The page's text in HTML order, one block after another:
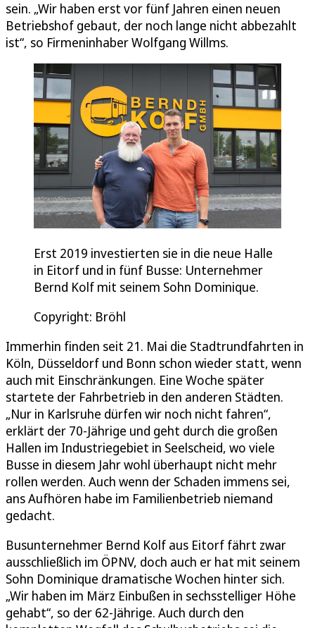
sein. „Wir haben erst vor fünf Jahren einen neuen
Betriebshof gebaut, der noch lange nicht abbezahlt
ist“, so Firmeninhaber Wolfgang Willms.
Erst 2019 investierten sie in die neue Halle
in Eitorf und in fünf Busse: Unternehmer
Bernd Kolf mit seinem Sohn Dominique.
Copyright: Bröhl
Immerhin finden seit 21. Mai die Stadtrundfahrten in
Köln, Düsseldorf und Bonn schon wieder statt, wenn
auch mit Einschränkungen. Eine Woche später
startete der Fahrbetrieb in den anderen Städten.
„Nur in Karlsruhe dürfen wir noch nicht fahren“,
erklärt der 70-Jährige und geht durch die großen
Hallen im Industriegebiet in Seelscheid, wo viele
Busse in diesem Jahr wohl überhaupt nicht mehr
rollen werden. Auch wenn der Schaden immens sei,
ans Aufhören habe im Familienbetrieb niemand
gedacht.
Busunternehmer Bernd Kolf aus Eitorf fährt zwar
ausschließlich im ÖPNV, doch auch er hat mit seinem
Sohn Dominique dramatische Wochen hinter sich.
„Wir haben im März Einbußen in sechsstelliger Höhe
gehabt“, so der 62-Jährige. Auch durch den